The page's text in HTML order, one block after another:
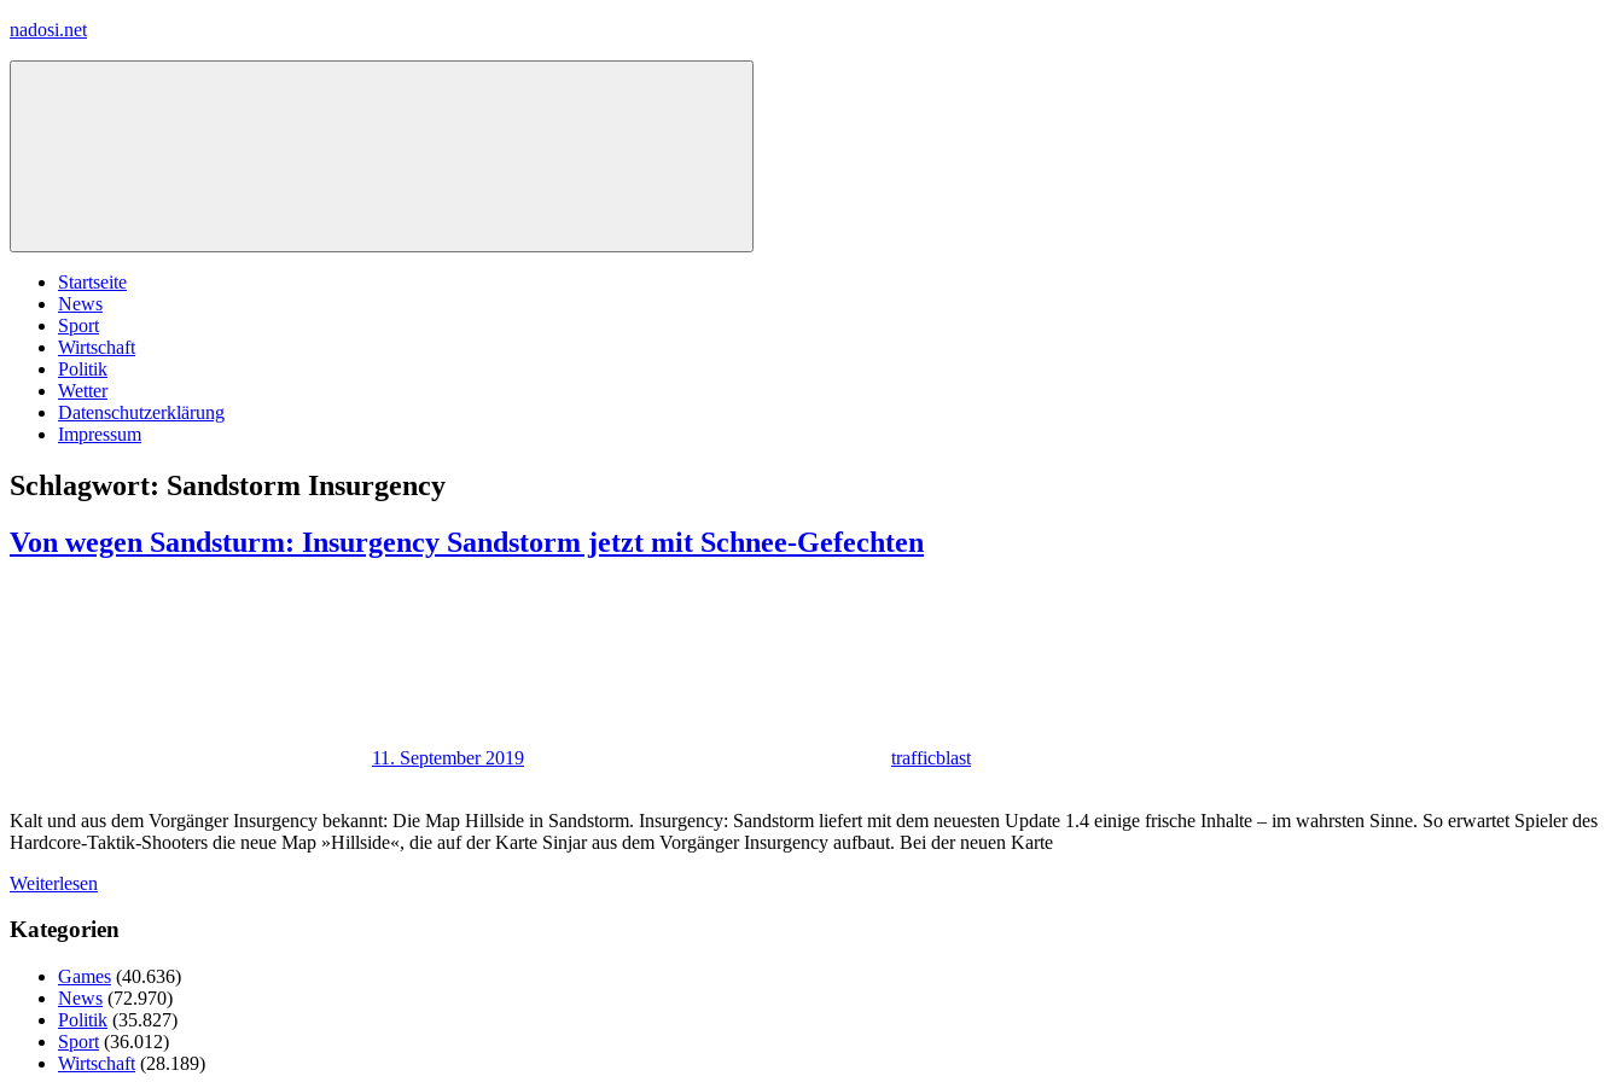
Zum
nadosi.net
Menü
Startseite
News
Sport
Wirtschaft
Politik
Wetter
Datenschutzerklärung
Impressum
Schlagwort: Sandstorm Insurgency
Von wegen Sandsturm: Insurgency Sandstorm jetzt mit Schnee-Gefechten
11. September 2019 trafficblast
Kalt und aus dem Vorgänger Insurgency bekannt: Die Map Hillside in Sandstorm. Insurgency: Sandstorm liefert mit dem neuesten Update 1.4 einige frische Inhalte – im wahrsten Sinne. So erwartet Spieler des
Hardcore-Taktik-Shooters die neue Map »Hillside«, die auf der Karte Sinjar aus dem Vorgänger Insurgency aufbaut. Bei der neuen Karte
Weiterlesen
Kategorien
Games (40.636)
News (72.970)
Politik (35.827)
Sport (36.012)
Wirtschaft (28.189)